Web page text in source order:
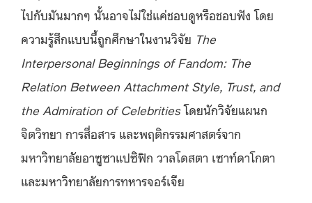
ไปกับมันมากๆ นั้นอาจไม่ใช่แค่ชอบดูหรือชอบฟัง โดย
ความรู้สึกแบบนี้ถูกศึกษาในงานวิจัย The
Interpersonal Beginnings of Fandom: The
Relation Between Attachment Style, Trust, and
the Admiration of Celebritiesโดยนักวิจัยแผนก
จิตวิทยา การสื่อสาร และพฤติกรรมศาสตร์จาก
มหาวิทยาลัยอาซูซาแปซิฟิก วาลโดสตา เซาท์ดาโกตา
และมหาวิทยาลัยการทหารจอร์เจีย